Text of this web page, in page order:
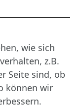
wie sich
z.B.
Seite sind, ob
können wir